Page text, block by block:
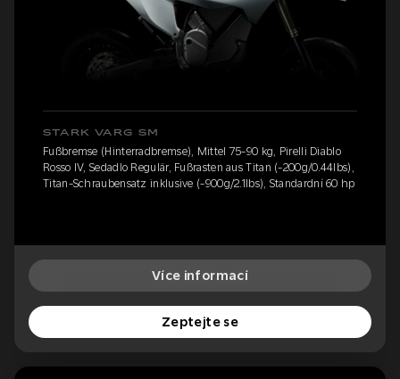
STARK VARG SM
Fußbremse (Hinterradbremse), Mittel 75-90 kg, Pirelli Diablo
Rosso IV, Sedadlo Regulär, Fußrasten aus Titan (-200g/0.44lbs),
Titan-Schraubensatz inklusive (-900g/2.1lbs), Standardní 60 hp
Více informací
Zeptejte se